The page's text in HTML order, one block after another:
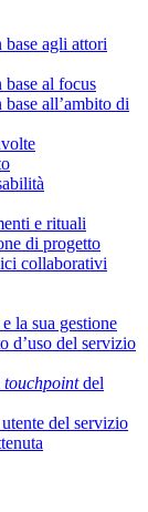
agli attori
al focus
all’ambito di
e rituali
di progetto
collaborativi
la sua gestione
d’uso del servizio
touchpointdel
del servizio